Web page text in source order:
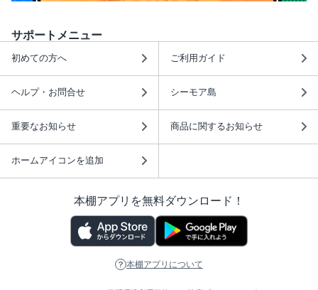
サポートメニュー
初めての方へ ご利用ガイド
ヘルプ・お問合せ シーモア島
重要なお知らせ 商品に関するお知らせ
ホームアイコンを追加
本棚アプリを無料ダウンロード！
本棚アプリについて